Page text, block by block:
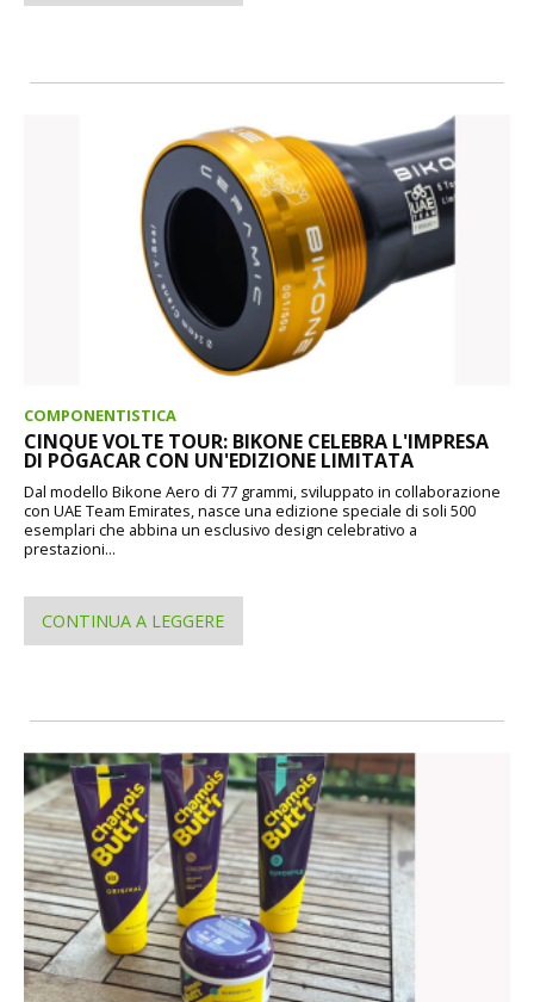
COMPONENTISTICA
CINQUE VOLTE TOUR: BIKONE CELEBRA L'IMPRESA
DI POGACAR CON UN'EDIZIONE LIMITATA
Dal modello Bikone Aero di 77 grammi, sviluppato in collaborazione
con UAE Team Emirates, nasce una edizione speciale di soli 500
esemplari che abbina un esclusivo design celebrativo a
prestazioni...
CONTINUA A LEGGERE